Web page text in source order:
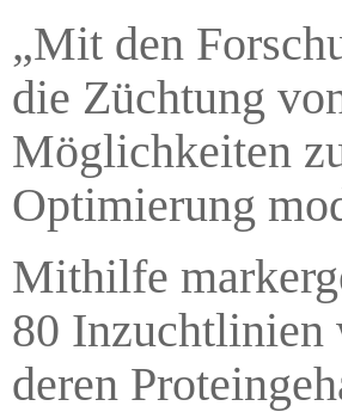
„Mit den
die Züchtung
Möglichkeiten
Optimierung
Mithilfe
80 Inzuchtlinien
deren